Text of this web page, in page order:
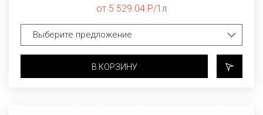
от 5 529.04 Р/1л
В КОРЗИНУ